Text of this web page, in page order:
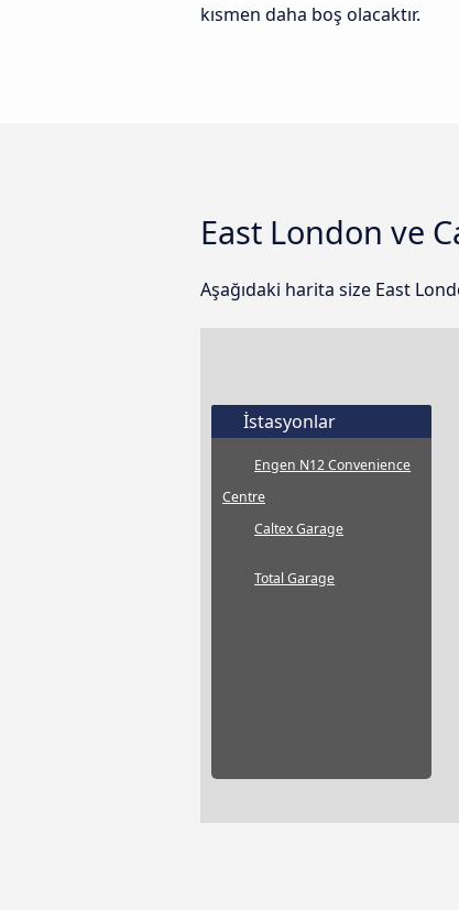
kısmen daha boş olacaktır.
East London ve
Aşağıdaki harita size East
İstasyonlar
Engen N12 Convenience
Centre
Caltex Garage
Total Garage